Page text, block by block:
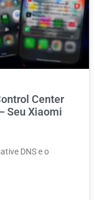
Center
Seu Xiaomi
DNS e o